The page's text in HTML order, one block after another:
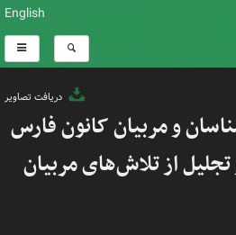
English
دریافت تصاویر
و مربیان کانون فارس
تجلیل از تلاش‌های مربیان